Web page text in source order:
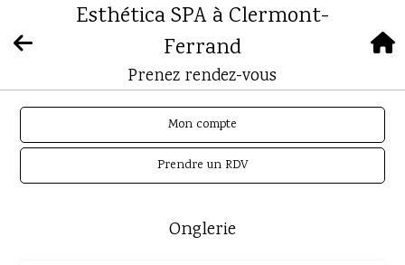
Esthética SPA à Clermont-
Ferrand
Prenez rendez-vous
Mon compte
Prendre un RDV
Onglerie